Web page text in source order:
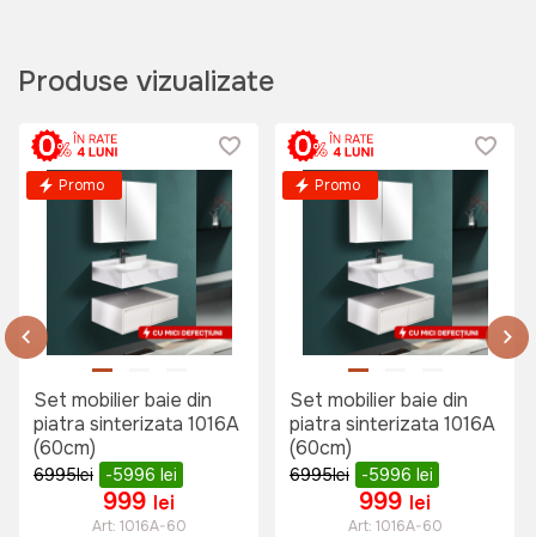
Produse vizualizate
Promo
Set mobilier baie din
piatra sinterizata 1016A
(60cm)
6995lei -5996 lei
999 lei
Art: 1016A-60
Promo
Set mobilier baie din
piatra sinterizata 1016A
(60cm)
6995lei -5996 lei
999 lei
Art: 1016A-60